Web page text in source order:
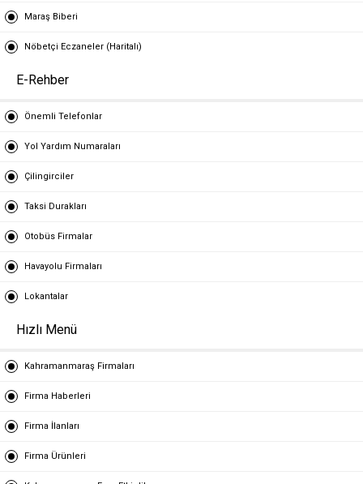
Maraş Biberi
Nöbetçi Eczaneler (Haritalı)
E-Rehber
Önemli Telefonlar
Yol Yardım Numaraları
Çilingirciler
Taksi Durakları
Otobüs Firmalar
Havayolu Firmaları
Lokantalar
Hızlı Menü
Kahramanmaraş Firmaları
Firma Haberleri
Firma İlanları
Firma Ürünleri